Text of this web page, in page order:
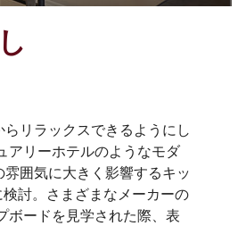
リラックスできるようにし
アリーホテルのようなモダ
囲気に大きく影響するキッ
討。さまざまなメーカーの
ボードを見学された際、表